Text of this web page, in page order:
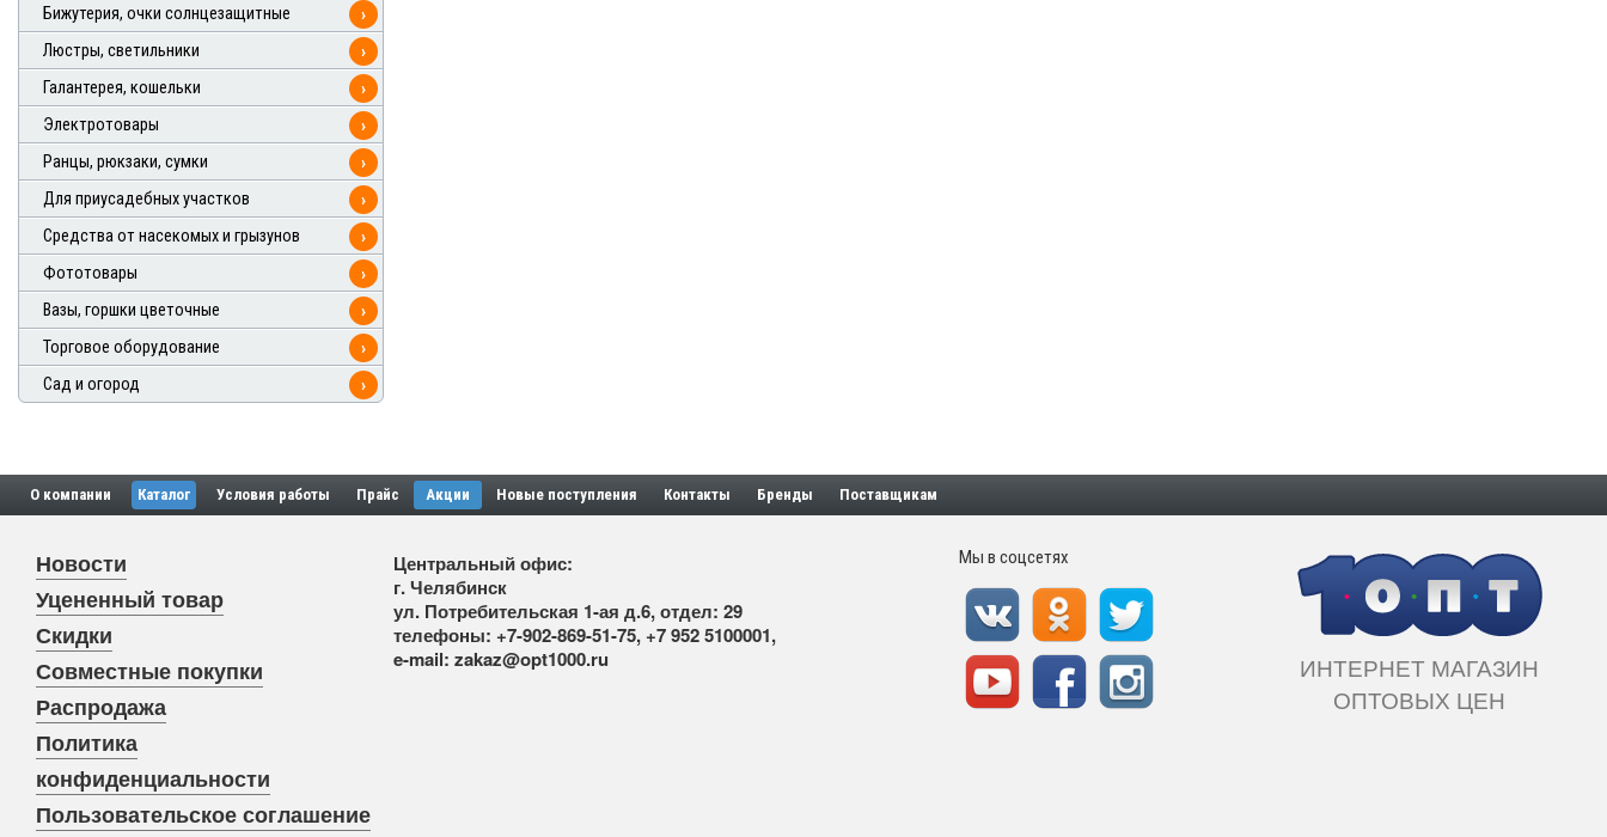
Бижутерия, очки солнцезащитные
›
Люстры, светильники
›
Галантерея, кошельки
›
Электротовары
›
Ранцы, рюкзаки, сумки
›
Для приусадебных участков
›
Средства от насекомых и грызунов
›
Фототовары
›
Вазы, горшки цветочные
›
Торговое оборудование
›
Сад и огород
›
О компании Каталог Условия работы Прайс Акции Новые поступления Контакты Бренды Поставщикам
Новости
Уцененный товар
Скидки
Совместные покупки
Распродажа
Политика
конфиденциальности
Пользовательское соглашение
Центральный офис:
г. Челябинск
ул. Потребительская 1-ая д.6, отдел: 29
телефоны: +7-902-869-51-75, +7 952 5100001,
e-mail: zakaz@opt1000.ru
Мы в соцсетях
ИНТЕРНЕТ МАГАЗИН
ОПТОВЫХ ЦЕН